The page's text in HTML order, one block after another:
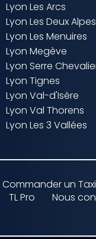
Lyon Les Arcs
Lyon Les Deux Alpes
Lyon Les Menuires
Lyon Megève
Lyon Serre
Lyon Tignes
Lyon Val-d'Isère
Lyon Val Thorens
Lyon Les 3 Vallées
Commander un Taxi
TL Pro
Nous